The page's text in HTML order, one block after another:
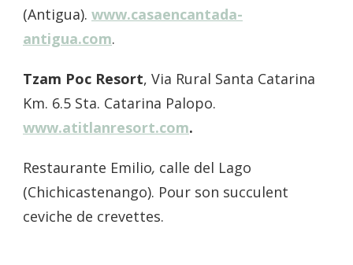
(Antigua). www.casaencantada-
antigua.com.
Tzam Poc Resort, Via Rural Santa Catarina
Km. 6.5 Sta. Catarina Palopo.
www.atitlanresort.com.
Restaurante Emilio, calle del Lago
(Chichicastenango). Pour son succulent
ceviche de crevettes.